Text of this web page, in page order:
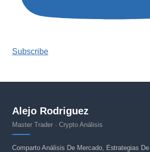
Subscribe
Alejo Rodriguez
Master Trader · Crypto Análisis
Comparto Análisis De Mercado, Estrategias